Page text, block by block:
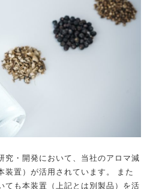
究・開発において、当社のアロマ減
装置）が活用されています。 また
ても本装置（上記とは別製品）を活